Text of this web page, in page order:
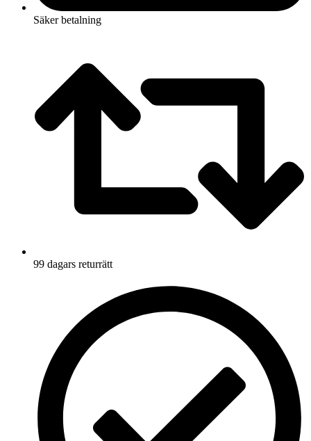
Säker betalning
99 dagars returrätt